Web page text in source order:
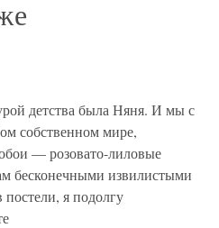
детства была Няня. И мы с
собственном мире,
— розовато-лиловые
бесконечными извилистыми
я подолгу